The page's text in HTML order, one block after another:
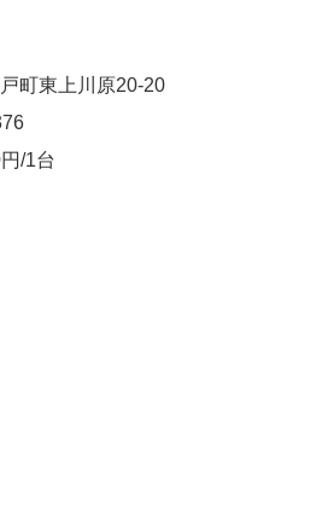
町東上川原20-20
/1台